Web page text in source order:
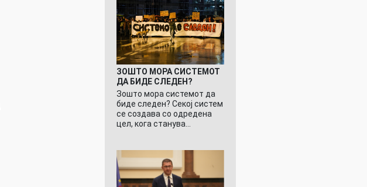
ЗОШТО МОРА СИСТЕМОТ
ДА БИДЕ СЛЕДЕН?
Зошто мора системот да
биде следен? Секој систем
се создава со одредена
цел, кога станува…